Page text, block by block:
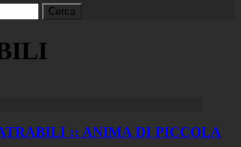
:: ANIMA DI PICCOLA